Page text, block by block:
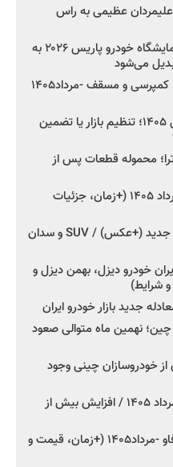
علیمردان عظیمی به راس
چینی‌ها به قلب اروپا رسیدند؛ نمایشگاه خودرو پاریس ۲۰۲۶ به
می‌شود
شروع فروش اقساطی زامیاد EX کمپرسی و مسقف -مرداد۱۴۰۵
راز واردات ۷۵ هزار خودرو در سال ۱۴۰۵؛ تنظیم بازار یا تضمین
محموله قطعات پس از
شروع فروش کوییک S سایپا -مرداد ۱۴۰۵ (+زمان، جزئیات
کرمان موتور به دنبال ۲ محصول جدید (+عکس) / SUV و سدان
خودرو دیزل، بهمن دیزل و
جدید بازار خودرو ایران
چین؛ نهمین ماه متوالی صعود
از خودروسازان چینی وجود
اعلام قیمت جدید پارس نوا در مرداد ۱۴۰۵ / افزایش بیش از
شروع فروش کشنده و کامیون فاو -مرداد۱۴۰۵ (+زمان، قیمت و